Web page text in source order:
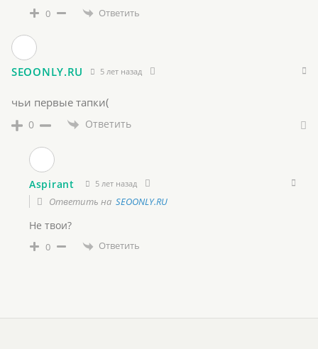
0 Ответить
SEOONLY.RU 5 лет назад
чьи первые тапки(
0 Ответить
Aspirant 5 лет назад
Ответить на SEOONLY.RU
Не твои?
0 Ответить